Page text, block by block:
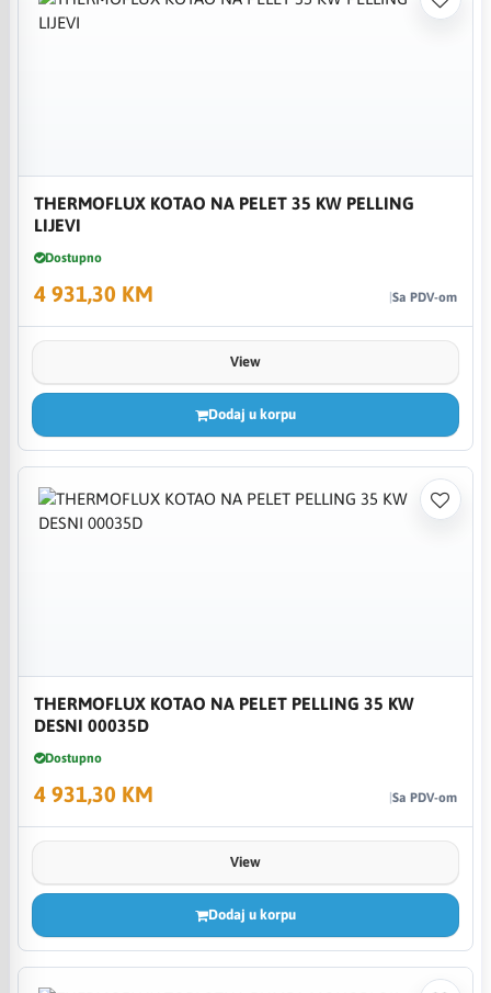
THERMOFLUX KOTAO NA PELET 35 KW PELLING
LIJEVI
Dostupno
4 931,30 KM Sa PDV-om
View
Dodaj u korpu
THERMOFLUX KOTAO NA PELET PELLING 35 KW
DESNI 00035D
Dostupno
4 931,30 KM Sa PDV-om
View
Dodaj u korpu